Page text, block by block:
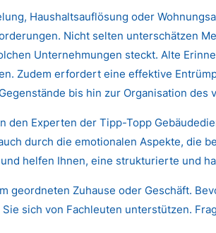
Haushaltsauflösung oder
Nicht selten unterschätzen
Unternehmungen steckt. Alte
Zudem erfordert eine effektive
bis hin zur Organisation des
den Experten der Tipp-Topp
durch die emotionalen Aspekte, die
helfen Ihnen, eine strukturierte und
geordneten Zuhause oder Geschäft.
sich von Fachleuten unterstützen.